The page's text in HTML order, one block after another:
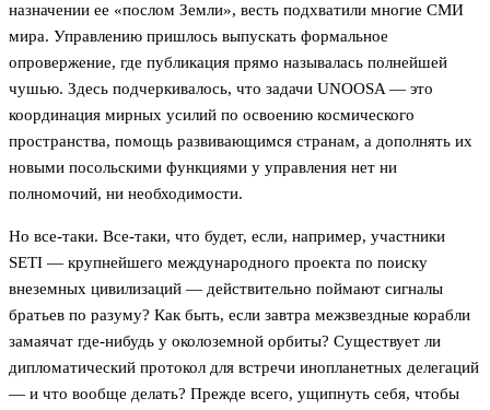
назначении ее «послом Земли», весть подхватили многие СМИ
мира. Управлению пришлось выпускать формальное
опровержение, где публикация прямо называлась полнейшей
чушью. Здесь подчеркивалось, что задачи UNOOSA — это
координация мирных усилий по освоению космического
пространства, помощь развивающимся странам, а дополнять их
новыми посольскими функциями у управления нет ни
полномочий, ни необходимости.
Но все-таки. Все-таки, что будет, если, например, участники
SETI — крупнейшего международного проекта по поиску
внеземных цивилизаций — действительно поймают сигналы
братьев по разуму? Как быть, если завтра межзвездные корабли
замаячат где-нибудь у околоземной орбиты? Существует ли
дипломатический протокол для встречи инопланетных делегаций
— и что вообще делать? Прежде всего, ущипнуть себя, чтобы